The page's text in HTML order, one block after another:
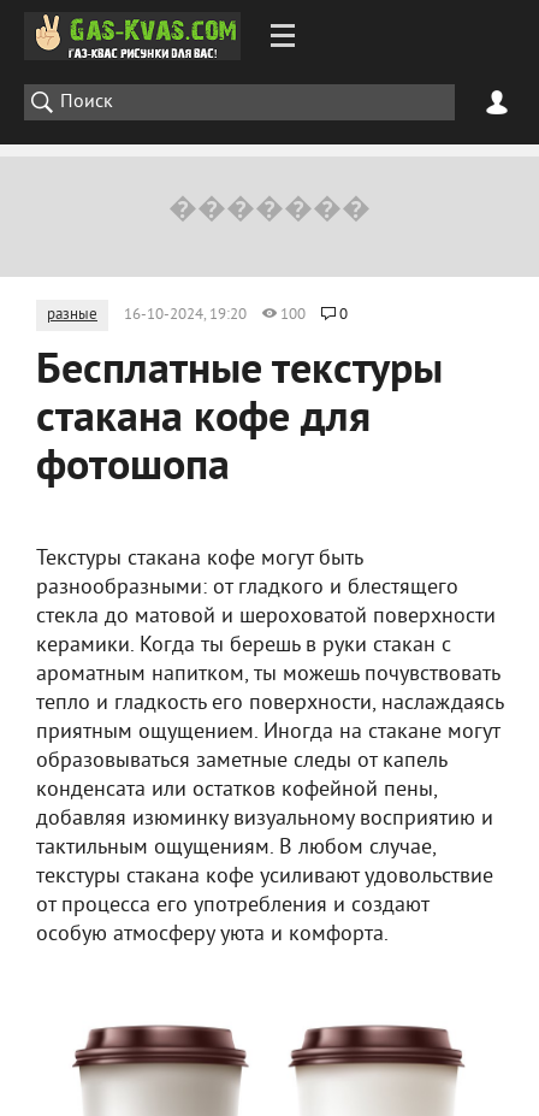
разные 16-10-2024, 19:20 100 0
Бесплатные текстуры
стакана кофе для
фотошопа
Текстуры стакана кофе могут быть
разнообразными: от гладкого и блестящего
стекла до матовой и шероховатой поверхности
керамики. Когда ты берешь в руки стакан с
ароматным напитком, ты можешь почувствовать
тепло и гладкость его поверхности, наслаждаясь
приятным ощущением. Иногда на стакане могут
образовываться заметные следы от капель
конденсата или остатков кофейной пены,
добавляя изюминку визуальному восприятию и
тактильным ощущениям. В любом случае,
текстуры стакана кофе усиливают удовольствие
от процесса его употребления и создают
особую атмосферу уюта и комфорта.